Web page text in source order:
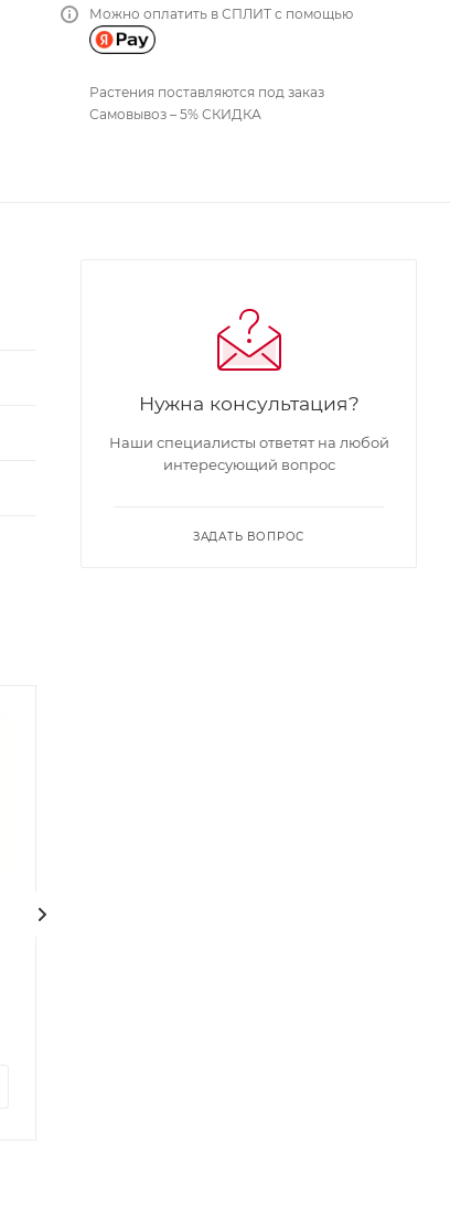
Можно оплатить в СПЛИТ с помощью
Растения поставляются под заказ
Самовывоз – 5% СКИДКА
Нужна консультация?
Наши специалисты ответят на любой
интересующий вопрос
ЗАДАТЬ ВОПРОС